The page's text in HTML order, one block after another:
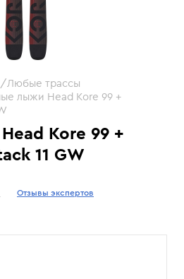
Любые трассы
лыжи Head Kore 99 +
Kore 99 +
11 GW
Отзывы экспертов